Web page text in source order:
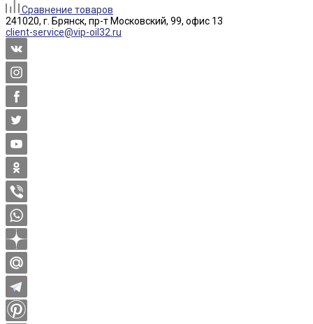
Сравнение товаров
241020, г. Брянск, пр-т Московский, 99, офис 13
client-service@vip-oil32.ru